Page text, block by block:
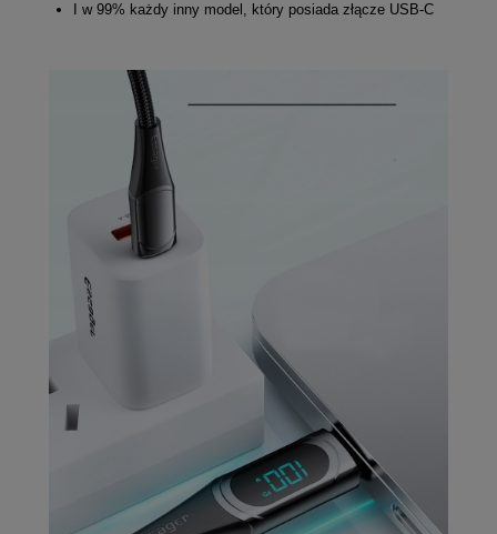
I w 99% każdy inny model, który posiada złącze USB-C